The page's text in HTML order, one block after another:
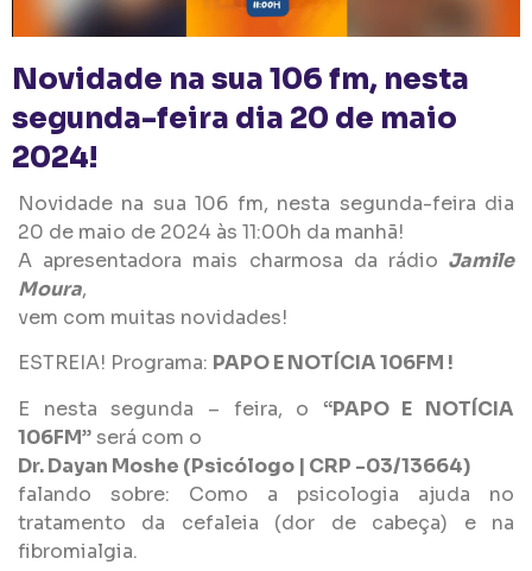
Novidade na sua 106 fm, nesta
segunda-feira dia 20 de maio
2024!
Novidade na sua 106 fm, nesta segunda-feira dia
20 de maio de 2024 às 11:00h da manhã!
A apresentadora mais charmosa da rádio Jamile
Moura,
vem com muitas novidades!
ESTREIA! Programa: PAPO E NOTÍCIA 106FM !
E nesta segunda – feira, o “PAPO E NOTÍCIA
106FM” será com o
Dr. Dayan Moshe (Psicólogo | CRP -03/13664)
falando sobre: ​​Como a psicologia ajuda no
tratamento da cefaleia (dor de cabeça) e na
fibromialgia.